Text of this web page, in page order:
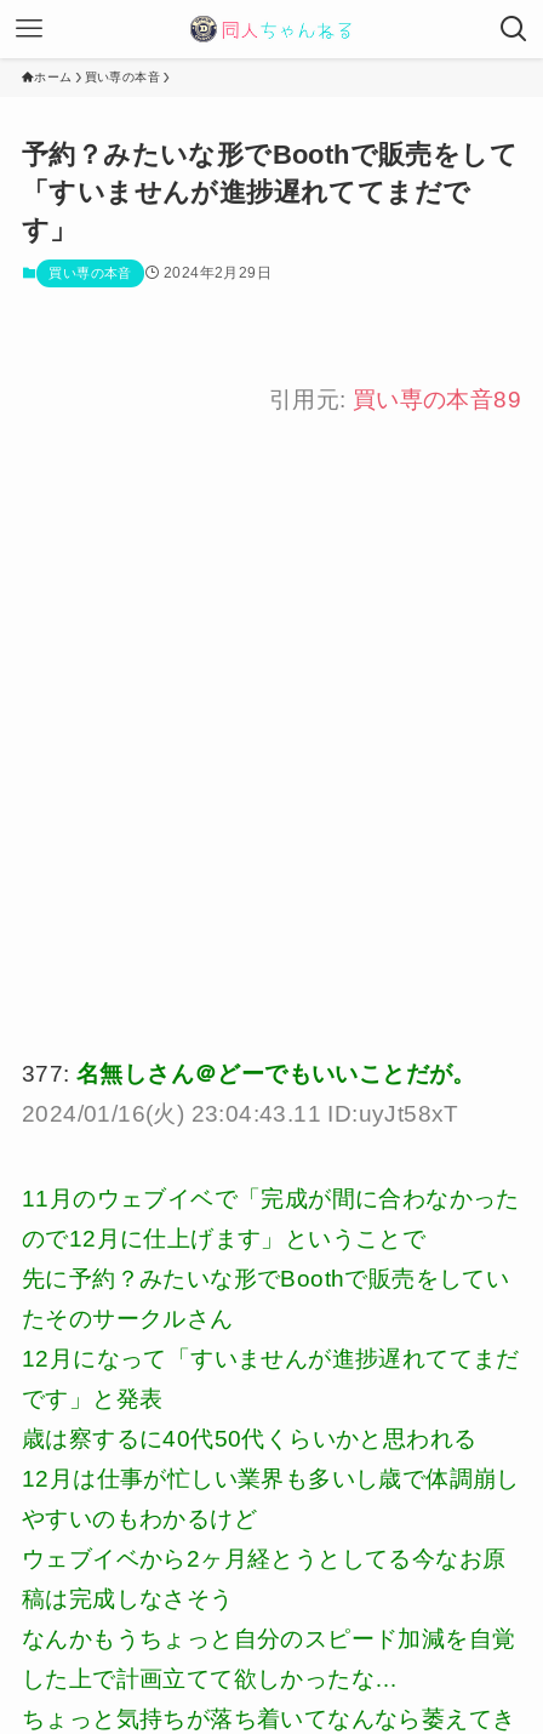
ホーム 買い専の本音
予約？みたいな形でBoothで販売をして
「すいませんが進捗遅れててまだで
す」
買い専の本音 2024年2月29日
引用元: 買い専の本音89
377: 名無しさん＠どーでもいいことだが。
2024/01/16(火) 23:04:43.11 ID:uyJt58xT
11月のウェブイベで「完成が間に合わなかった
ので12月に仕上げます」ということで
先に予約？みたいな形でBoothで販売をしてい
たそのサークルさん
12月になって「すいませんが進捗遅れててまだ
です」と発表
歳は察するに40代50代くらいかと思われる
12月は仕事が忙しい業界も多いし歳で体調崩し
やすいのもわかるけど
ウェブイベから2ヶ月経とうとしてる今なお原
稿は完成しなさそう
なんかもうちょっと自分のスピード加減を自覚
した上で計画立てて欲しかったな…
ちょっと気持ちが落ち着いてなんなら萎えてき